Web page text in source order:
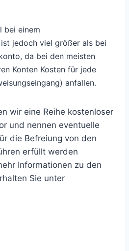
bei einem
jedoch viel größer als bei
da bei den meisten
Konten Kosten für jede
anfallen.
wir eine Reihe kostenloser
und nennen eventuelle
die Befreiung von den
erfüllt werden
Informationen zu den
Sie unter